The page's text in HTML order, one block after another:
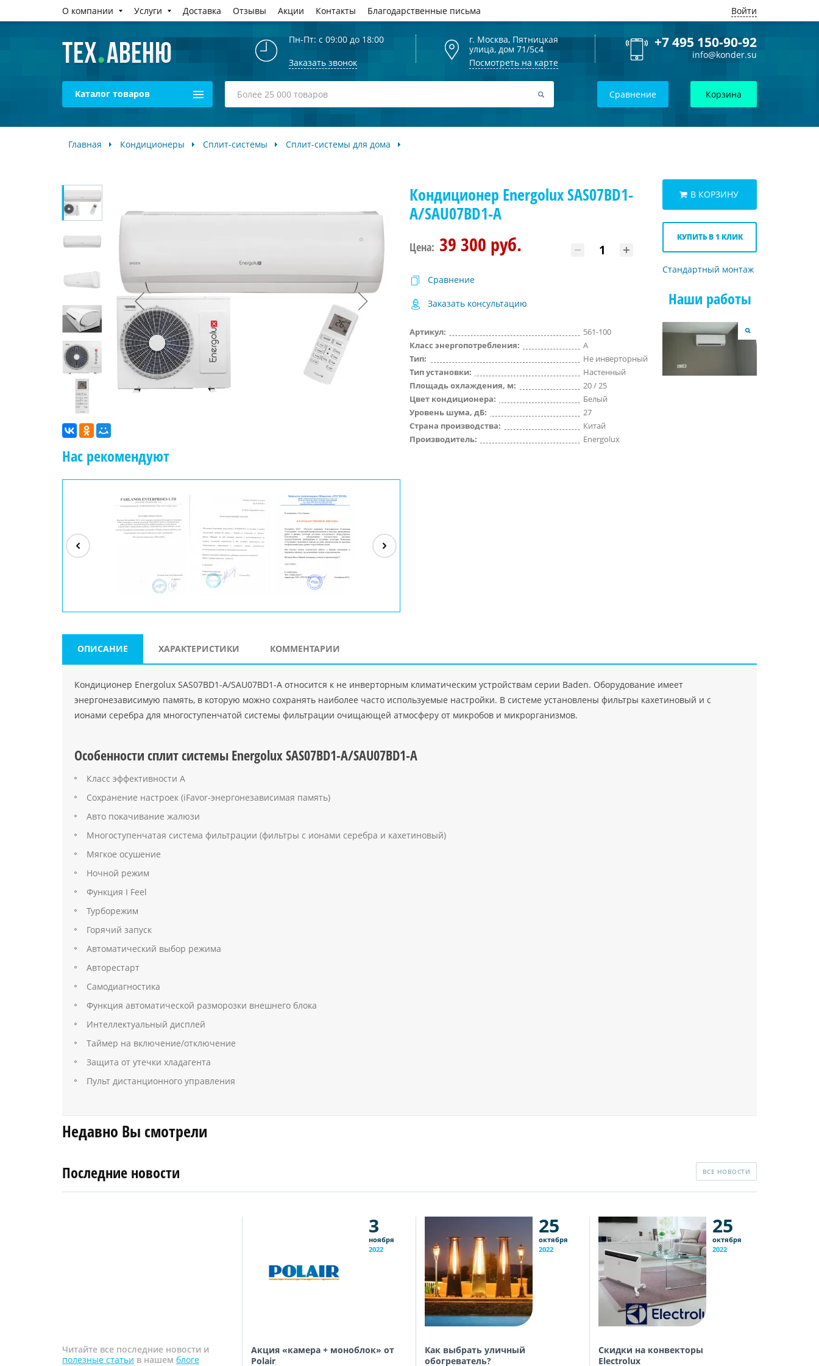
О компании Услуги Доставка Отзывы Акции Контакты Благодарственные письма Войти
Пн-Пт: с 09:00 до 18:00
Заказать звонок
г. Москва, Пятницкая
улица, дом 71/5с4
Посмотреть на карте
+7 495 150-90-92
info@konder.su
Каталог товаров Сравнение Корзина
Главная Кондиционеры Сплит-системы Сплит-системы для дома
Нас рекомендуют
">
Код PHP ">
"МидасМеталлАрт" PHP ">
Код PHP ">
Кондиционер Energolux SAS07BD1-
A/SAU07BD1-A
Цена: 39 300 руб.
Сравнение
Заказать консультацию
Артикул:
561-100
Класс энергопотребления:
A
Тип:
Не инверторный
Тип установки:
Настенный
Площадь охлаждения, м:
20 / 25
Цвет кондиционера:
Белый
Уровень шума, дБ:
27
Страна производства:
Китай
Производитель:
Energolux
В КОРЗИНУ
КУПИТЬ В 1 КЛИК
Стандартный монтаж
Наши работы
ОПИСАНИЕ ХАРАКТЕРИСТИКИ КОММЕНТАРИИ
Кондиционер Energolux SAS07BD1-A/SAU07BD1-A относится к не инверторным климатическим устройствам серии Baden. Оборудование имеет
энергонезависимую память, в которую можно сохранять наиболее часто используемые настройки. В системе установлены фильтры кахетиновый и с
ионами серебра для многоступенчатой системы фильтрации очищающей атмосферу от микробов и микрорганизмов.
Особенности сплит системы Energolux SAS07BD1-A/SAU07BD1-A
Класс эффективности А
Сохранение настроек (iFavor-энергонезависимая память)
Авто покачивание жалюзи
Многоступенчатая система фильтрации (фильтры с ионами серебра и кахетиновый)
Мягкое осушение
Ночной режим
Функция I Feel
Турборежим
Горячий запуск
Автоматический выбор режима
Авторестарт
Самодиагностика
Функция автоматической разморозки внешнего блока
Интеллектуальный дисплей
Таймер на включение/отключение
Защита от утечки хладагента
Пульт дистанционного управления
Недавно Вы смотрели
Последние новости ВСЕ НОВОСТИ
Читайте все последние новости и
полезные статьи в нашем блоге
Цены на стандартный монтаж
снижены с 26.01.18 по 28.02.18
3
ноября
2022
Акция «камера + моноблок» от
Polair
25
октября
2022
Как выбрать уличный
обогреватель?
25
октября
2022
Скидки на конвекторы
Electrolux